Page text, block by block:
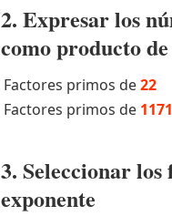
2. Expresar los
como producto
Factores primos de22
Factores primos de 1171
3. Seleccionar
exponente